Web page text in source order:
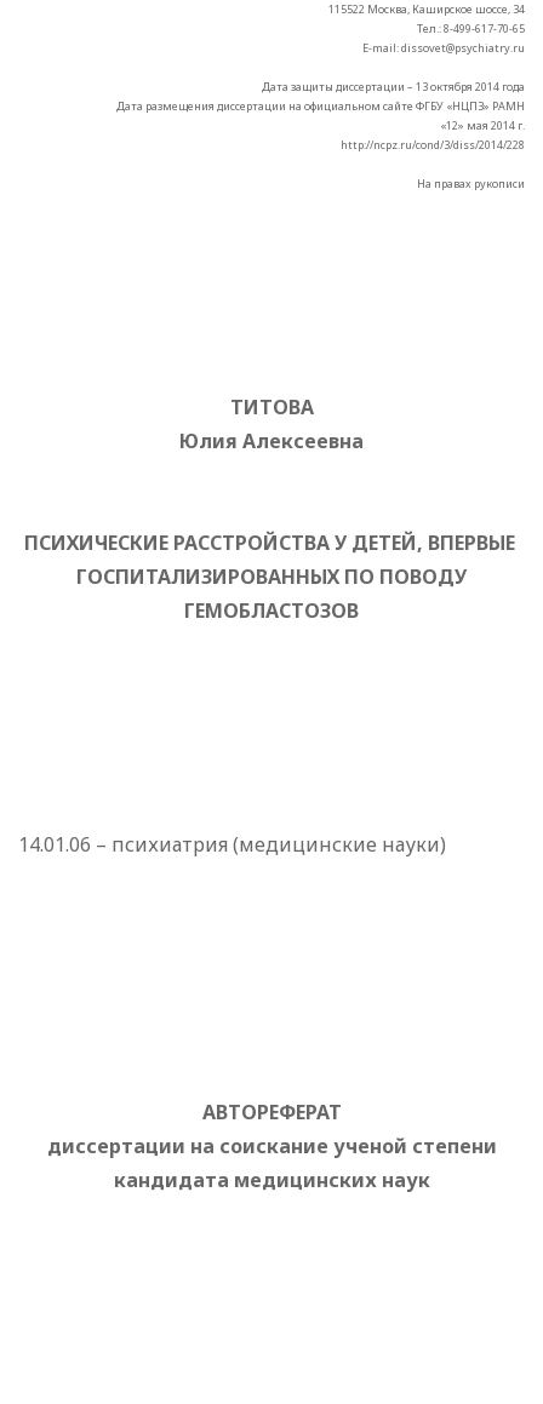
115522 Москва, Каширское шоссе, 34
Тел.: 8-499-617-70-65
E-mail: dissovet@psychiatry.ru
Дата защиты диссертации – 13 октября 2014 года
Дата размещения диссертации на официальном сайте ФГБУ «НЦПЗ» РАМН
«12» мая 2014 г.
http://ncpz.ru/cond/3/diss/2014/228
На правах рукописи
ТИТОВА
Юлия Алексеевна
ПСИХИЧЕСКИЕ РАССТРОЙСТВА У ДЕТЕЙ, ВПЕРВЫЕ
ГОСПИТАЛИЗИРОВАННЫХ ПО ПОВОДУ
ГЕМОБЛАСТОЗОВ
14.01.06 – психиатрия (медицинские науки)
АВТОРЕФЕРАТ
диссертации на соискание ученой степени
кандидата медицинских наук